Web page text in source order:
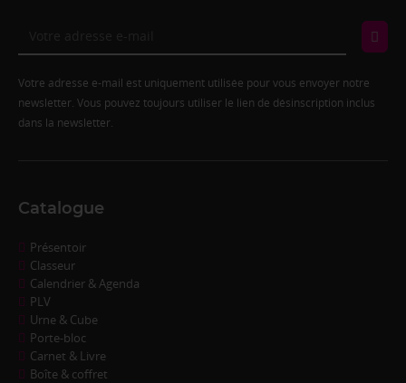
Votre adresse e-mail est uniquement utilisée pour vous envoyer notre
newsletter. Vous pouvez toujours utiliser le lien de désinscription inclus
dans la newsletter.
Catalogue
Présentoir
Classeur
Calendrier & Agenda
PLV
Urne & Cube
Porte-bloc
Carnet & Livre
Boîte & coffret